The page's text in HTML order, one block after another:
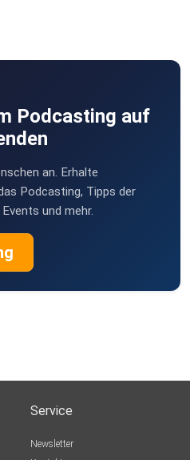
Podcasting auf
an. Erhalte
Podcasting, Tipps der
und mehr.
Service
Newsletter